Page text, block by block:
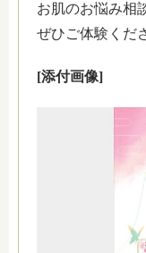
お肌のお悩み相
ぜひご体験くだ
[添付画像]